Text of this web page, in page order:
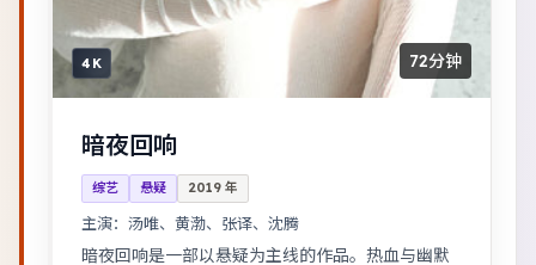
4K 72分钟
暗夜回响
综艺 悬疑 2019 年
主演： 汤唯、黄渤、张译、沈腾
暗夜回响是一部以悬疑为主线的作品。热血与幽默